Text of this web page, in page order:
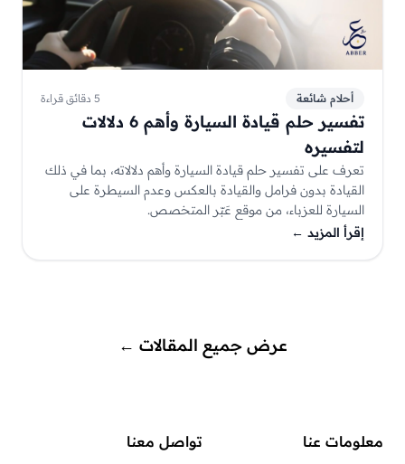
أحلام شائعة 5 دقائق قراءة
تفسير حلم قيادة السيارة وأهم 6 دلالات
لتفسيره
تعرف على تفسير حلم قيادة السيارة وأهم دلالاته، بما في ذلك
القيادة بدون فرامل والقيادة بالعكس وعدم السيطرة على
السيارة للعزباء، من موقع عَبّر المتخصص.
إقرأ المزيد ←
عرض جميع المقالات ←
معلومات عنا تواصل معنا